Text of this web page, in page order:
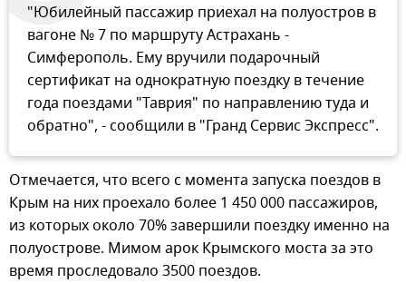
"Юбилейный пассажир приехал на полуостров в
вагоне № 7 по маршруту Астрахань -
Симферополь. Ему вручили подарочный
сертификат на однократную поездку в течение
года поездами "Таврия" по направлению туда и
обратно", - сообщили в "Гранд Сервис Экспресс".
Отмечается, что всего с момента запуска поездов в
Крым на них проехало более 1 450 000 пассажиров,
из которых около 70% завершили поездку именно на
полуострове. Мимом арок Крымского моста за это
время проследовало 3500 поездов.